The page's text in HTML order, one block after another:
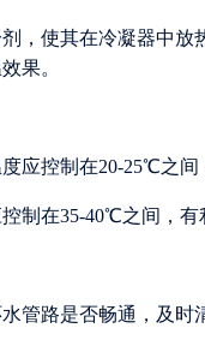
，使其在冷凝器中
果。
应控制在20-25℃之间
制在35-40℃之间，有
管路是否畅通，及时